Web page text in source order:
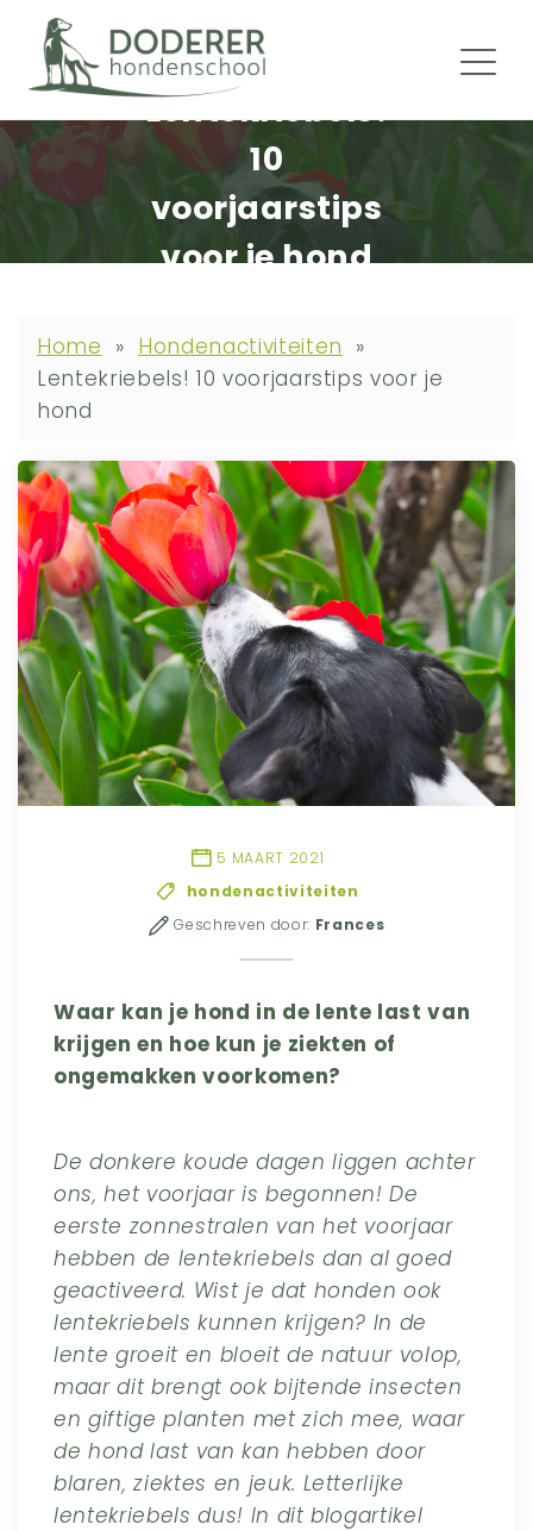
Lentekriebels!
10
voorjaarstips
voor je hond
Home » Hondenactiviteiten »
Lentekriebels! 10 voorjaarstips voor je
hond
5 MAART 2021
hondenactiviteiten
Geschreven door: Frances
Waar kan je hond in de lente last van
krijgen en hoe kun je ziekten of
ongemakken voorkomen?
De donkere koude dagen liggen achter
ons, het voorjaar is begonnen! De
eerste zonnestralen van het voorjaar
hebben de lentekriebels dan al goed
geactiveerd. Wist je dat honden ook
lentekriebels kunnen krijgen? In de
lente groeit en bloeit de natuur volop,
maar dit brengt ook bijtende insecten
en giftige planten met zich mee, waar
de hond last van kan hebben door
blaren, ziektes en jeuk. Letterlijke
lentekriebels dus! In dit blogartikel